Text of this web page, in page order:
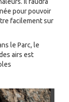
Il faudra
pour pouvoir
facilement sur
le Parc, le
airs est